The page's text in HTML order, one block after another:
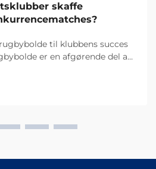
skaffe
til klubbens succes
er en afgørende del af